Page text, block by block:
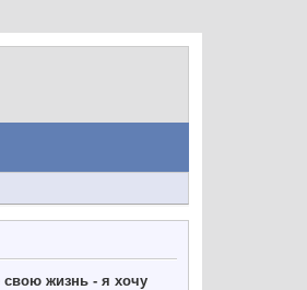
жизнь - я хочу